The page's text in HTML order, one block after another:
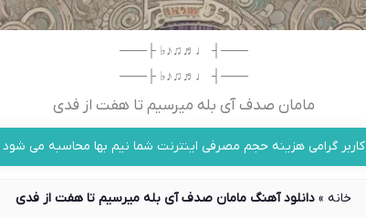
───┤ ♩♬♫♪♭ ├───
───┤ ♩♬♫♪♭ ├───
مامان صدف آی بله میرسیم تا هفت از فدی
کاربر گرامی هزینه حجم مصرفی اینترنت شما نیم بها محاسبه می شود
خانه » دانلود آهنگ مامان صدف آی بله میرسیم تا هفت از فدی